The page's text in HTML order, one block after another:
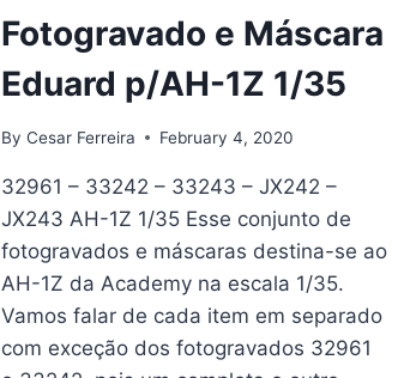
Fotogravado e Máscara
Eduard p/AH-1Z 1/35
By Cesar Ferreira February 4, 2020
32961 – 33242 – 33243 – JX242 –
JX243 AH-1Z 1/35 Esse conjunto de
fotogravados e máscaras destina-se ao
AH-1Z da Academy na escala 1/35.
Vamos falar de cada item em separado
com exceção dos fotogravados 32961